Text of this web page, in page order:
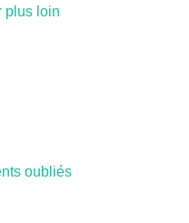
plus loin
oubliés